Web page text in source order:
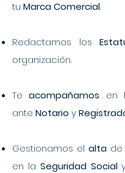
tu Marca Comercial.​
Redactamos los
organización.
Teacompañamos en
ante Notario y
Gestionamos el alta
en la Seguridad Social